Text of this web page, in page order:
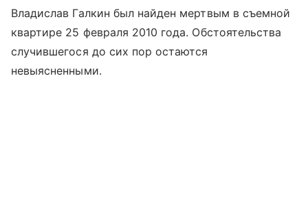
Владислав Галкин был найден мертвым в съемной
квартире 25 февраля 2010 года. Обстоятельства
случившегося до сих пор остаются
невыясненными.